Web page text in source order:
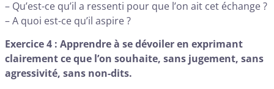
– Qu’est-ce qu’il a ressenti pour que l’on ait cet échange ?
– A quoi est-ce qu’il aspire ?
Exercice 4 : Apprendre à se dévoiler en exprimant
clairement ce que l’on souhaite, sans jugement, sans
agressivité, sans non-dits.